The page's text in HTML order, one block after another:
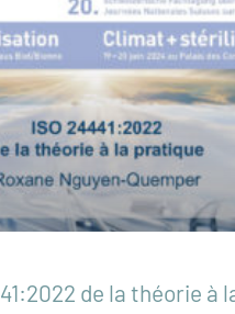
de la théorie à